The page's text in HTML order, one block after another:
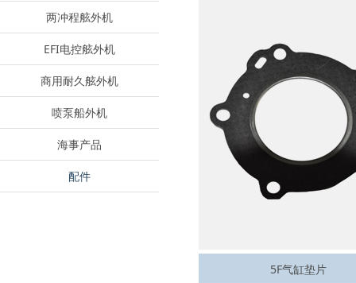
两冲程舷外机
EFI电控舷外机
商用耐久舷外机
喷泵船外机
海事产品
配件
5F气缸垫片